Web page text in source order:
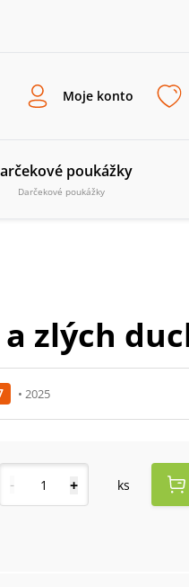
Moje konto
poukážky
Darčekové poukážky
zlých
• 2025
- + ks